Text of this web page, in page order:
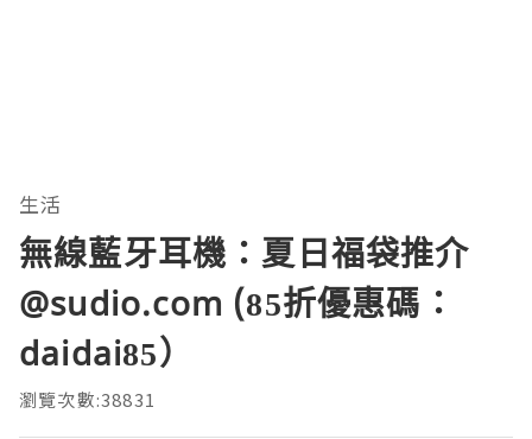
生活
無線藍牙耳機：夏日福袋推介
@sudio.com (85折優惠碼：
daidai85）
瀏覽次數:38831